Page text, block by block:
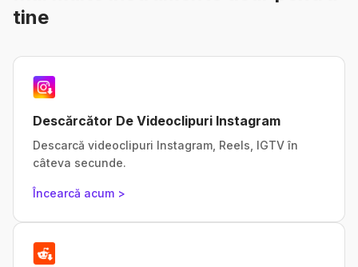
tine
Descărcător De Videoclipuri Instagram
Descarcă videoclipuri Instagram, Reels, IGTV în
câteva secunde.
Încearcă acum >